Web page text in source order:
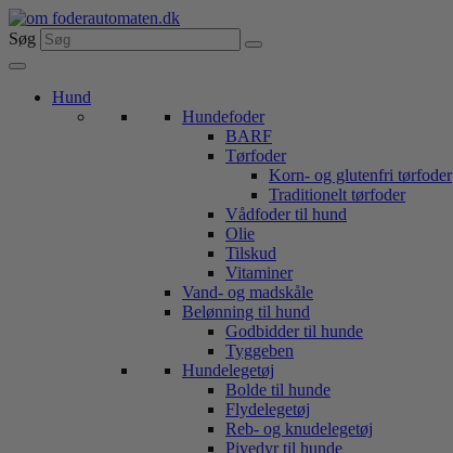
Videre
til
indhold
Søg
Hund
Hundefoder
BARF
Tørfoder
Korn- og glutenfri tørfoder
Traditionelt tørfoder
Vådfoder til hund
Olie
Tilskud
Vitaminer
Vand- og madskåle
Belønning til hund
Godbidder til hunde
Tyggeben
Hundelegetøj
Bolde til hunde
Flydelegetøj
Reb- og knudelegetøj
Pivedyr til hunde